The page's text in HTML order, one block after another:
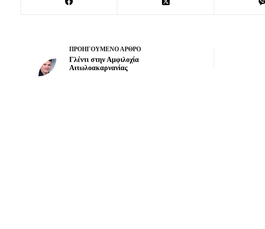
ΠΡΟΗΓΟΎΜΕΝΟΆΡΘΡΟ
Γλέντι στην Αμφιλοχία
Αιτωλοακαρνανίας